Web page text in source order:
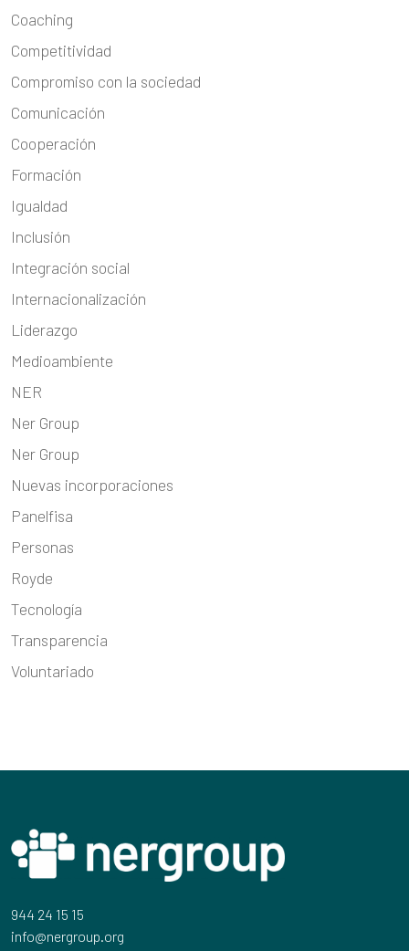
Coaching
Competitividad
Compromiso con la sociedad
Comunicación
Cooperación
Formación
Igualdad
Inclusión
Integración social
Internacionalización
Liderazgo
Medioambiente
NER
Ner Group
Ner Group
Nuevas incorporaciones
Panelfisa
Personas
Royde
Tecnología
Transparencia
Voluntariado
944 24 15 15
info@nergroup.org